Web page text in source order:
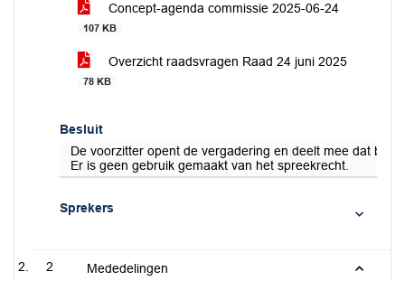
Concept-agenda commissie 2025-06-24
107 KB
Overzicht raadsvragen Raad 24 juni 2025
78 KB
Besluit
De voorzitter opent de vergadering en deelt mee dat
Er is geen gebruik gemaakt van het spreekrecht.
Sprekers
2 Mededelingen